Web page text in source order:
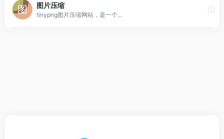
图片压缩
tinypng图片压缩网站，是一个...